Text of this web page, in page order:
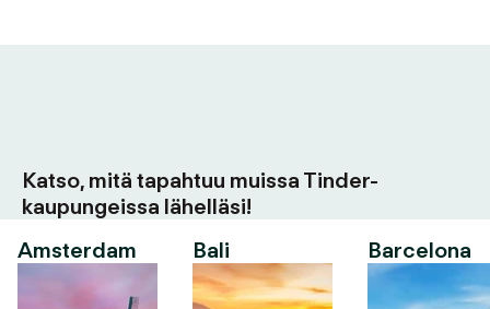
Katso, mitä tapahtuu muissa Tinder-
kaupungeissa lähelläsi!
Amsterdam
Bali Barcelona